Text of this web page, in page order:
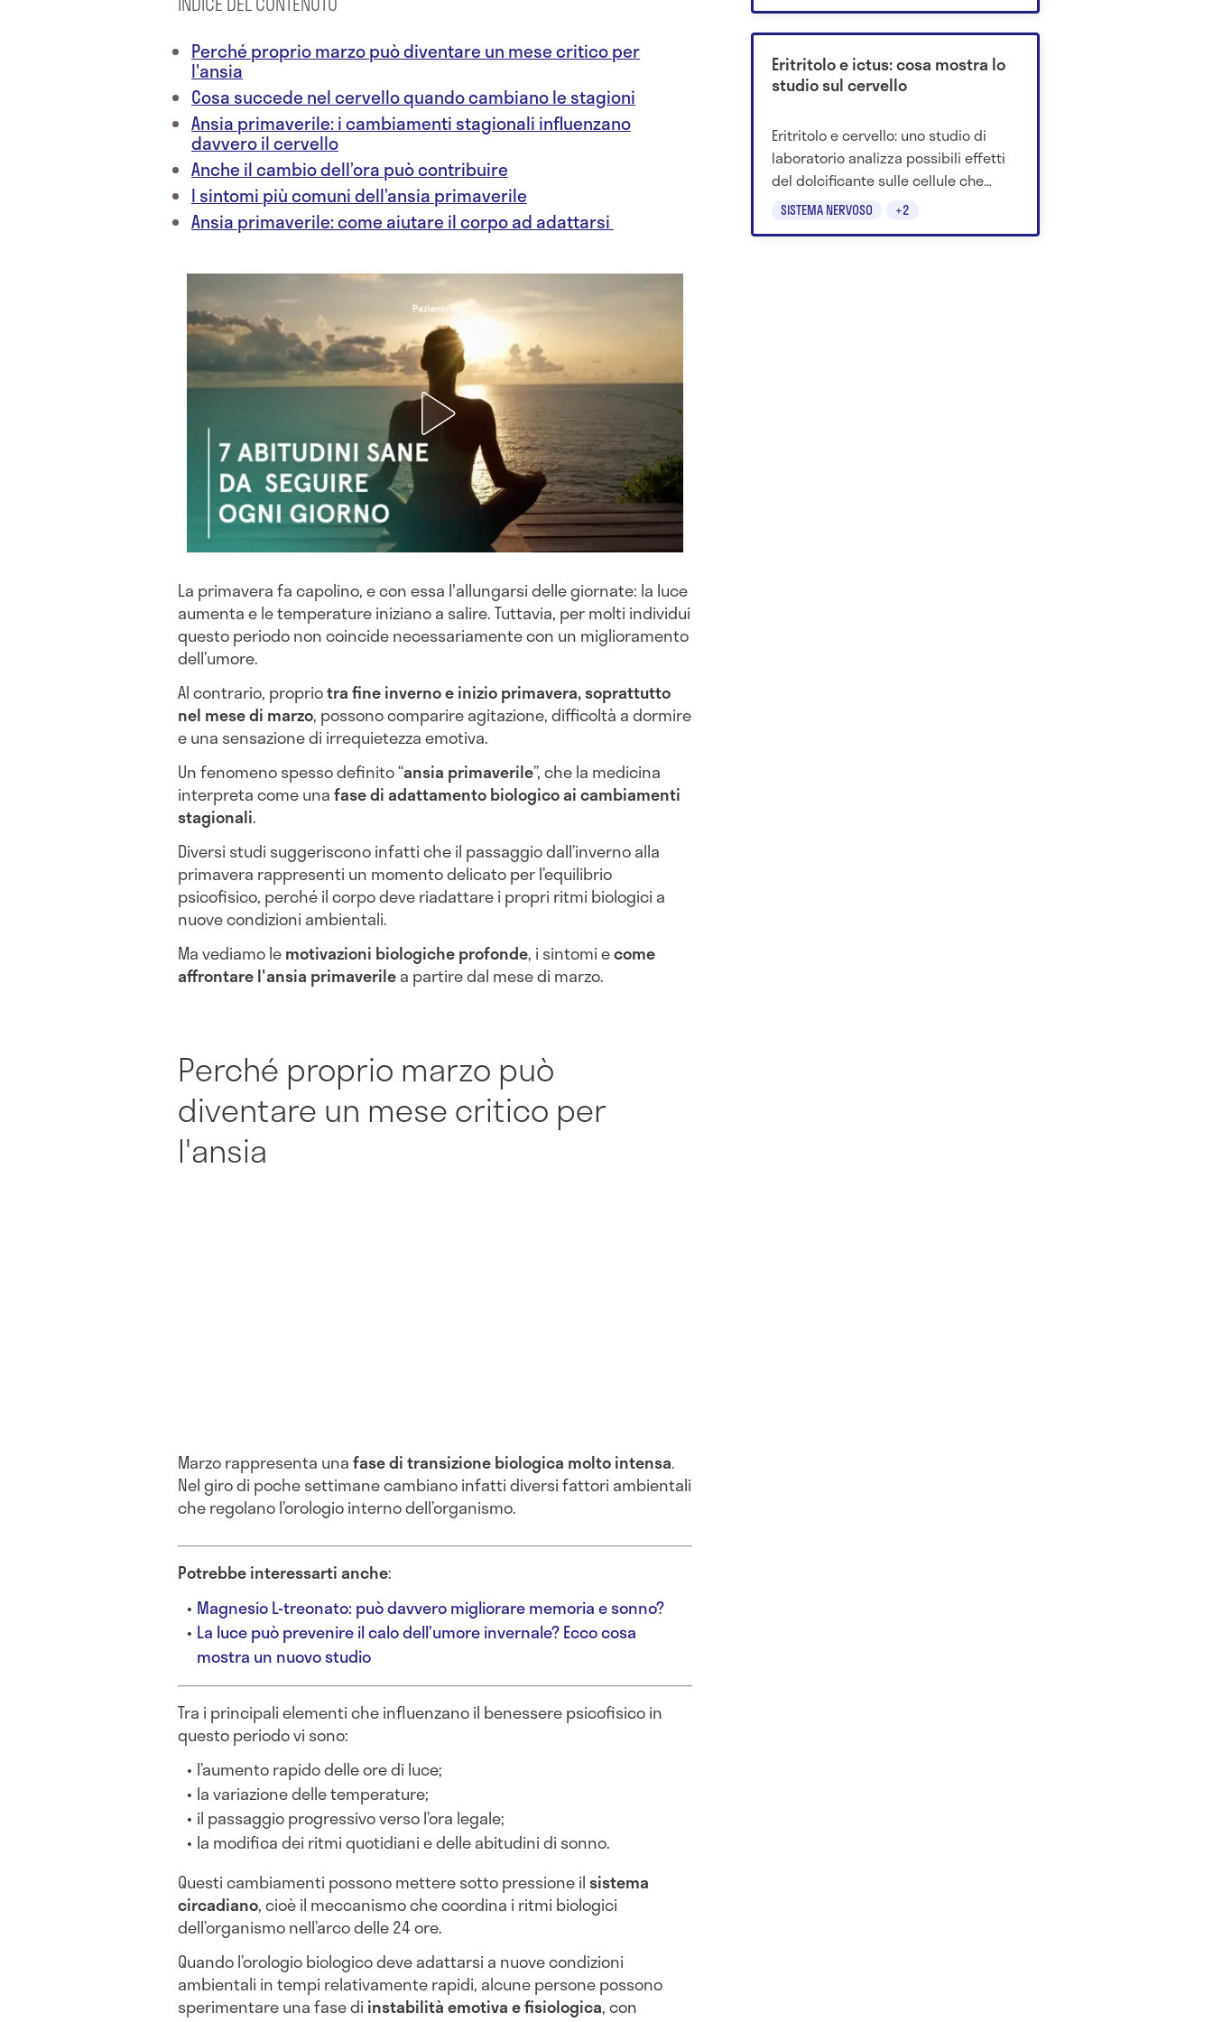
Perché proprio marzo può diventare un mese critico per
l'ansia
Cosa succede nel cervello quando cambiano le stagioni
Ansia primaverile: i cambiamenti stagionali influenzano
davvero il cervello
Anche il cambio dell’ora può contribuire
I sintomi più comuni dell’ansia primaverile
Ansia primaverile: come aiutare il corpo ad adattarsi
La primavera fa capolino, e con essa l'allungarsi delle giornate: la luce
aumenta e le temperature iniziano a salire. Tuttavia, per molti individui
questo periodo non coincide necessariamente con un miglioramento
dell’umore.
Al contrario, propriotra fine inverno e inizio primavera, soprattutto
nel mese di marzo, possono comparire agitazione, difficoltà a dormire
e una sensazione di irrequietezza emotiva.
Un fenomeno spesso definito “ansia primaverile”, che la medicina
interpreta come unafase di adattamento biologico ai cambiamenti
stagionali.
Diversi studi suggeriscono infatti che il passaggio dall’inverno alla
primavera rappresenti un momento delicato per l’equilibrio
psicofisico, perché il corpo deve riadattare i propri ritmi biologici a
nuove condizioni ambientali.
Ma vediamo lemotivazioni biologiche profonde, i sintomi ecome
affrontare l'ansia primaverilea partire dal mese di marzo.
Perché proprio marzo può
diventare un mese critico per
l'ansia
Marzo rappresenta unafase di transizione biologica molto intensa.
Nel giro di poche settimane cambiano infatti diversi fattori ambientali
che regolano l’orologio interno dell’organismo.
Potrebbe interessarti anche:
Magnesio L-treonato: può davvero migliorare memoria e sonno?
La luce può prevenire il calo dell’umore invernale? Ecco cosa
mostra un nuovo studio
Tra i principali elementi che influenzano il benessere psicofisico in
questo periodo vi sono:
l’aumento rapido delle ore di luce;
la variazione delle temperature;
il passaggio progressivo verso l’ora legale;
la modifica dei ritmi quotidiani e delle abitudini di sonno.
Questi cambiamenti possono mettere sotto pressione ilsistema
circadiano, cioè il meccanismo che coordina i ritmi biologici
dell’organismo nell’arco delle 24 ore.
Quando l’orologio biologico deve adattarsi a nuove condizioni
ambientali in tempi relativamente rapidi, alcune persone possono
sperimentare una fase di instabilità emotiva e fisiologica, con
SISTEMA NERVOSO +2
Eritritolo e ictus: cosa mostra lo
studio sul cervello
Eritritolo e cervello: uno studio di
laboratorio analizza possibili effetti
del dolcificante sulle cellule che
proteggono i vasi cerebrali.